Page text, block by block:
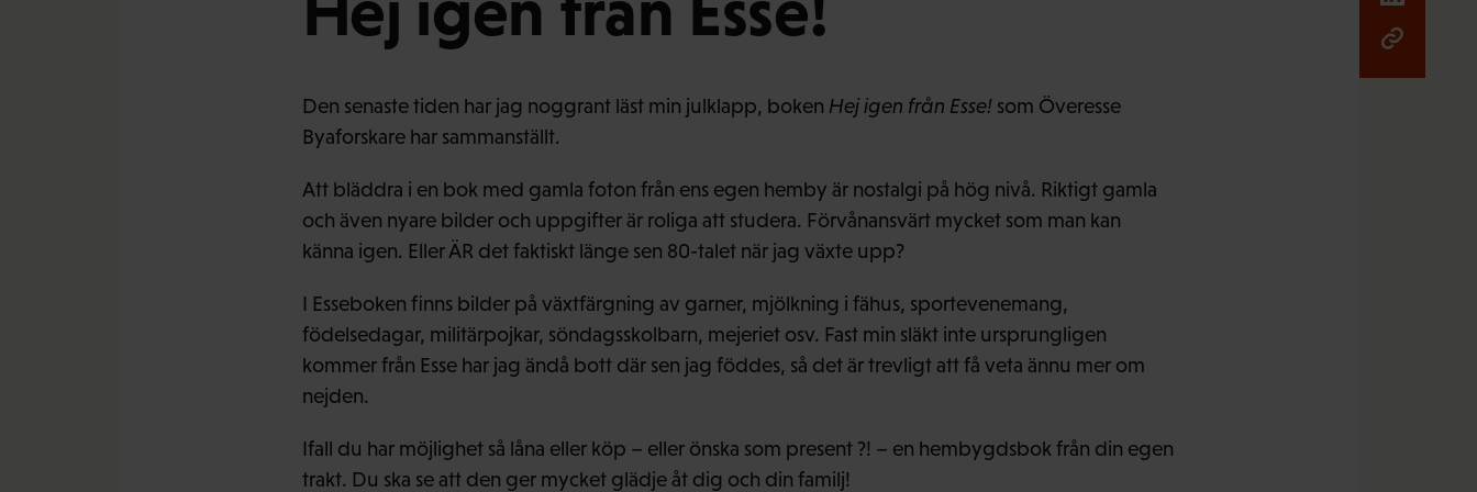
Den senaste tiden har jag noggrant läst min julklapp, boken Hej igen från Esse!som Överesse
Byaforskare har sammanställt.
Att bläddra i en bok med gamla foton från ens egen hemby är nostalgi på hög nivå. Riktigt gamla
och även nyare bilder och uppgifter är roliga att studera. Förvånansvärt mycket som man kan
känna igen. Eller ÄR det faktiskt länge sen 80-talet när jag växte upp?
I Esseboken finns bilder på växtfärgning av garner, mjölkning i fähus, sportevenemang,
födelsedagar, militärpojkar, söndagsskolbarn, mejeriet osv. Fast min släkt inte ursprungligen
kommer från Esse har jag ändå bott där sen jag föddes, så det är trevligt att få veta ännu mer om
nejden.
Ifall du har möjlighet så låna eller köp – eller önska som present ?! – en hembygdsbok från din egen
trakt. Du ska se att den ger mycket glädje åt dig och din familj!